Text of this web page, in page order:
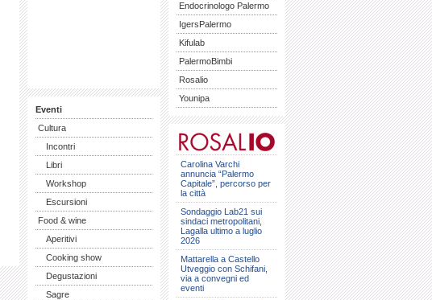
Eventi
Cultura
Incontri
Libri
Workshop
Escursioni
Food & wine
Aperitivi
Cooking show
Degustazioni
Sagre
Endocrinologo Palermo
IgersPalermo
Kifulab
PalermoBimbi
Rosalio
Younipa
Carolina Varchi
annuncia “Palermo
Capitale”, percorso per
la città
Sondaggio Lab21 sui
sindaci metropolitani,
Lagalla ultimo a luglio
2026
Mattarella a Castello
Utveggio con Schifani,
via a convegni ed
eventi